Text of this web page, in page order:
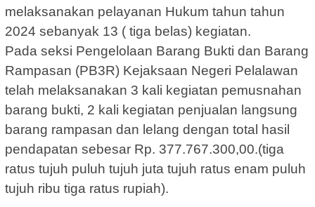
melaksanakan pelayanan Hukum tahun tahun
2024 sebanyak 13 ( tiga belas) kegiatan.
Pada seksi Pengelolaan Barang Bukti dan Barang
Rampasan (PB3R) Kejaksaan Negeri Pelalawan
telah melaksanakan 3 kali kegiatan pemusnahan
barang bukti, 2 kali kegiatan penjualan langsung
barang rampasan dan lelang dengan total hasil
pendapatan sebesar Rp. 377.767.300,00.(tiga
ratus tujuh puluh tujuh juta tujuh ratus enam puluh
tujuh ribu tiga ratus rupiah).